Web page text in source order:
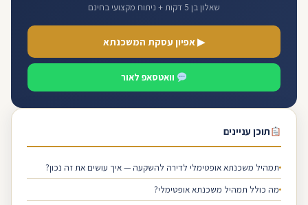
שאלון בן 5 דקות + ניתוח מקצועי בחינם
▶ אפיון עסקת המשכנתא
וואטסאפ לאור
תוכן עניינים
תמהיל משכנתא אופטימלי לדירה להשקעה — איך עושים את זה נכון?
מה כולל תמהיל משכנתא אופטימלי?